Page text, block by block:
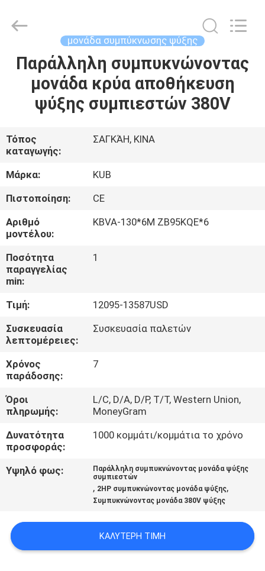
ΣΠΊΤΙ
ΠΡΟΪΌΝΤΑ
ΕΜΦΆΝΙΣΗ
VR
ΠΕΡΊΠΟΥ
ΕΜΕΊΣ
ΓΎΡΟΣ
ΕΡΓΟΣΤΑΣΊΩΝ
ΠΟΙΟΤΙΚΌΣ
ΈΛΕΓΧΟΣ
ΜΑΣ
ΕΛΆΤΕ
ΣΕ
ΕΠΑΦΉ
ΜΕ
ΑΠΌΣΠΑΣΜΑ
Reserved.
μονάδα συμπύκνωσης ψύξης
Παράλληλη συμπυκνώνοντας
μονάδα κρύα αποθήκευση
ψύξης συμπιεστών 380V
Τόπος
καταγωγής:
ΣΑΓΚΆΗ, ΚΙΝΑ
Μάρκα:
KUB
Πιστοποίηση:
CE
Αριθμό
μοντέλου:
KBVA-130*6M ZB95KQE*6
Ποσότητα
παραγγελίας
min:
1
Τιμή:
12095-13587USD
Συσκευασία
λεπτομέρειες:
Συσκευασία παλετών
Χρόνος
παράδοσης:
7
Όροι
πληρωμής:
L/C, D/A, D/P, T/T, Western Union,
MoneyGram
Δυνατότητα
προσφοράς:
1000 κομμάτι/κομμάτια το χρόνο
Υψηλό φως:
Παράλληλη συμπυκνώνοντας μονάδα ψύξης
συμπιεστών
, 2HP συμπυκνώνοντας μονάδα ψύξης,
Συμπυκνώνοντας μονάδα 380V ψύξης
ΚΑΛΎΤΕΡΗ ΤΙΜΉ